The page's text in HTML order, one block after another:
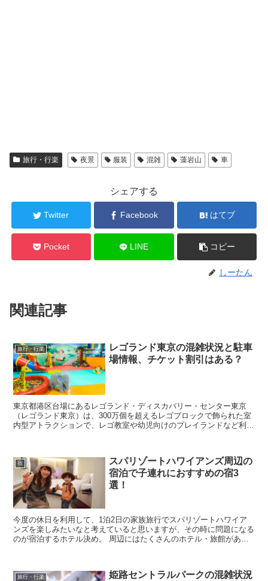
旅行・行楽 夜景 服装 混雑 藻岩山 車
シェアする
Twitter Facebook はてブ
Pocket LINE コピー
しーたん
関連記事
旅行・行楽
レゴランド東京の混雑状況と駐車
場情報、チケット割引はある？
東京都港区台場にあるレゴランド・ディスカバリー・センター東京
（レゴランド東京）は、300万個を超えるレゴブロックで飾られた室
内型アトラクションで、レゴ教室や幼児向けのプレイランドなど利用
宿
スパリゾートハワイアンズ周辺の
宿泊で子連れにおすすめの宿3
選！
今度の休日を利用して、1泊2日の家族旅行でスパリゾートハワイア
ンズを楽しみたいなと考えていると思いますが、その時に問題になる
のが宿泊するホテル決め。 周辺にはたくさんのホテル・旅館がある
旅行・行楽
姫路セントラルパークの混雑状況